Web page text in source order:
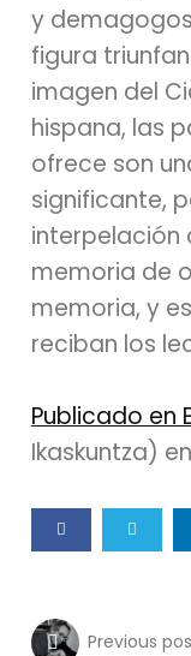
y
figura
imagen del
hispana, las
ofrece son
significante,
interpelación
memoria de
memoria, y
reciban los
Publicado en
Ikaskuntza)
Previous